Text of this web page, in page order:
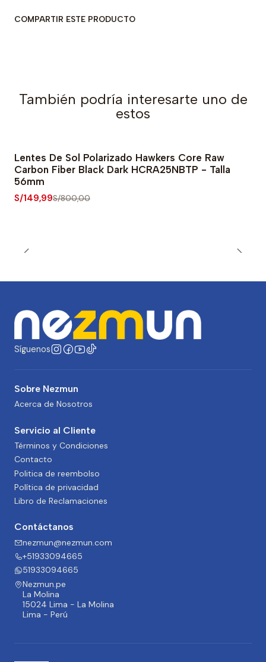
COMPARTIR ESTE PRODUCTO
También podría interesarte uno de
estos
-81% OFF
Lentes De Sol Polarizado Hawkers Core Raw
Carbon Fiber Black Dark HCRA25NBTP - Talla
56mm
S/149,99S/800,00
Síguenos
Sobre Nezmun
Acerca de Nosotros
Servicio al Cliente
Términos y Condiciones
Contacto
Politica de reembolso
Política de privacidad
Libro de Reclamaciones
Contáctanos
nezmun@nezmun.com
+51933094665
51933094665
Nezmun.pe
La Molina
15024 Lima - La Molina
Lima - Perú